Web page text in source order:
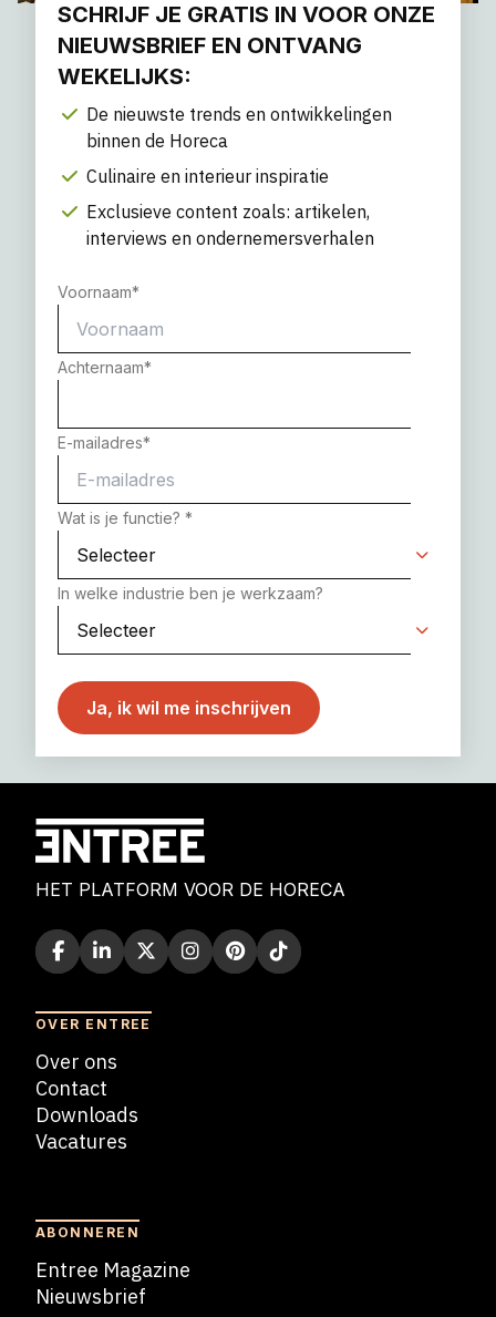
SCHRIJF JE GRATIS IN VOOR ONZE
NIEUWSBRIEF EN ONTVANG
WEKELIJKS:
De nieuwste trends en ontwikkelingen
binnen de Horeca
Culinaire en interieur inspiratie
Exclusieve content zoals: artikelen,
interviews en ondernemersverhalen
Voornaam*
Achternaam*
E-mailadres*
Wat is je functie? *
In welke industrie ben je werkzaam?
HET PLATFORM VOOR DE HORECA
OVER ENTREE
Over ons
Contact
Downloads
Vacatures
ABONNEREN
Entree Magazine
Nieuwsbrief